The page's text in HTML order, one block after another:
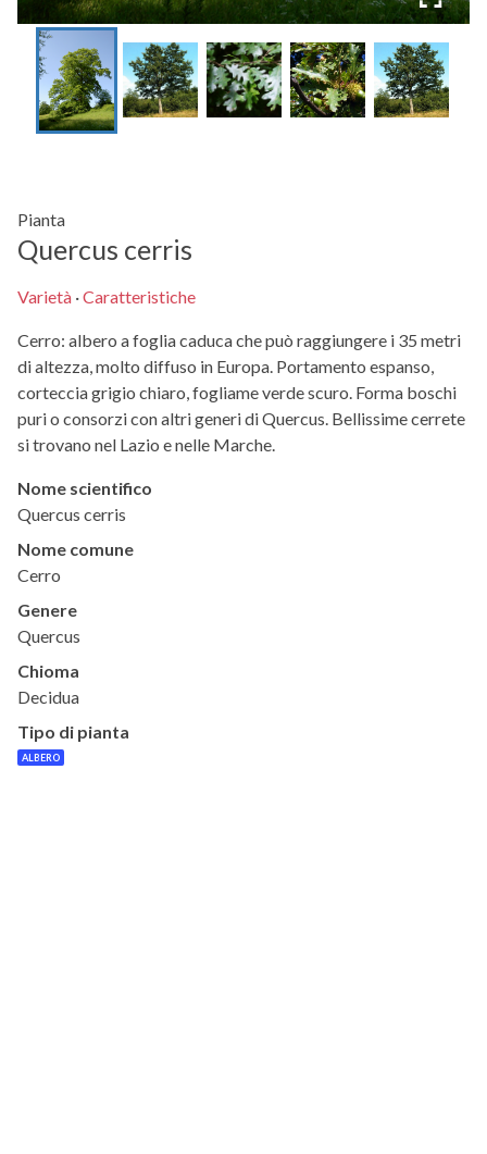
Pianta
Quercus cerris
Varietà ·Caratteristiche
Cerro: albero a foglia caduca che può raggiungere i 35 metri
di altezza, molto diffuso in Europa. Portamento espanso,
corteccia grigio chiaro, fogliame verde scuro. Forma boschi
puri o consorzi con altri generi di Quercus. Bellissime cerrete
si trovano nel Lazio e nelle Marche.
Nome scientifico
Quercus cerris
Nome comune
Cerro
Genere
Quercus
Chioma
Decidua
Tipo di pianta
ALBERO